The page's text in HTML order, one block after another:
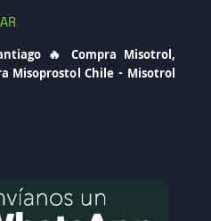
🔥 Compra Misotrol,
Misoprostol Chile - Misotrol